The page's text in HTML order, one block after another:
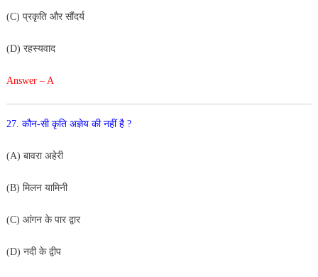
(C) प्रकृति और सौंदर्य
(D) रहस्यवाद
Answer – A
27. कौन-सी कृति अज्ञेय की नहीं है ?
(A) बावरा अहेरी
(B) मिलन यामिनी
(C) आंगन के पार द्वार
(D) नदी के द्वीप